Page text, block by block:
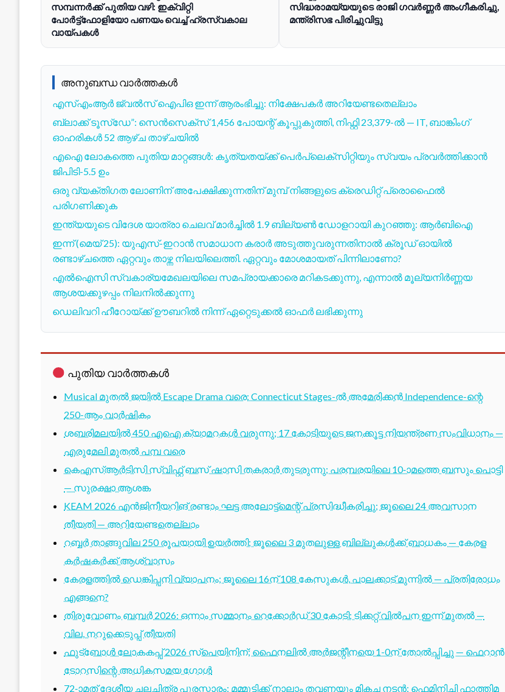
സമ്പന്നർക്ക് പുതിയ വഴി: ഇക്വിറ്റി
പോർട്ട്‌ഫോളിയോ പണയം വെച്ച് ഹ്രസ്വകാല
വായ്പകൾ
സിദ്ധരാമയ്യയുടെ രാജി ഗവർണ്ണർ അംഗീകരിച്ചു,
മന്ത്രിസഭ പിരിച്ചുവിട്ടു
അനുബന്ധ വാർത്തകൾ
എസ്എംആർ ജ്വൽസ് ഐപിഒ ഇന്ന് ആരംഭിച്ചു: നിക്ഷേപകർ അറിയേണ്ടതെല്ലാം
ബ്ലാക്ക് ടൂസ്ഡേ”: സെൻസെക്സ് 1,456 പോയന്റ് കൂപ്പുകുത്തി, നിഫ്റ്റി 23,379-ൽ — IT, ബാങ്കിംഗ്
ഓഹരികൾ 52 ആഴ്ച താഴ്ചയിൽ
എഐ ലോകത്തെ പുതിയ മാറ്റങ്ങൾ: കൃത്യതയ്ക്ക് പെർപ്ലെക്സിറ്റിയും സ്വയം പ്രവർത്തിക്കാൻ
ജിപിടി-5.5 ഉം
ഒരു വ്യക്തിഗത ലോണിന് അപേക്ഷിക്കുന്നതിന് മുമ്പ് നിങ്ങളുടെ ക്രെഡിറ്റ് പ്രൊഫൈൽ
പരിഗണിക്കുക
ഇന്ത്യയുടെ വിദേശ യാത്രാ ചെലവ് മാർച്ചിൽ 1.9 ബില്യൺ ഡോളറായി കുറഞ്ഞു: ആർബിഐ
ഇന്ന് (മെയ് 25): യുഎസ്-ഇറാൻ സമാധാന കരാർ അടുത്തുവരുന്നതിനാൽ ക്രൂഡ് ഓയിൽ
രണ്ടാഴ്ചത്തെ ഏറ്റവും താഴ്ന്ന നിലയിലെത്തി. ഏറ്റവും മോശമായത് പിന്നിലാണോ?
എൽഐസി സ്വകാര്യമേഖലയിലെ സമപ്രായക്കാരെ മറികടക്കുന്നു, എന്നാൽ മൂല്യനിർണ്ണയ
ആശയക്കുഴപ്പം നിലനിൽക്കുന്നു
ഡെലിവറി ഹീറോയ്ക്ക് ഊബറിൽ നിന്ന് ഏറ്റെടുക്കൽ ഓഫർ ലഭിക്കുന്നു
പുതിയ വാർത്തകൾ
Musical മുതൽ ജയിൽ Escape Drama വരെ: Connecticut Stages-ൽ അമേരിക്കൻ Independence-ന്റെ
250-ആം വാർഷികം
ശബരിമലയിൽ 450 എഐ ക്യാമറകൾ വരുന്നു; 17 കോടിയുടെ ജനക്കൂട്ട നിയന്ത്രണ സംവിധാനം —
എരുമേലി മുതൽ പമ്പ വരെ
കെഎസ്ആർടിസി സ്വിഫ്റ്റ് ബസ് ഷാസി തകരാർ തുടരുന്നു; പരമ്പരയിലെ 10-ാമത്തെ ബസും പൊട്ടി
— സുരക്ഷാ ആശങ്ക
KEAM 2026 എൻജിനീയറിങ് രണ്ടാം ഘട്ട അലോട്ട്മെന്റ് പ്രസിദ്ധീകരിച്ചു; ജൂലൈ 24 അവസാന
തീയതി — അറിയേണ്ടതെല്ലാം
റബ്ബർ താങ്ങുവില 250 രൂപയായി ഉയർത്തി; ജൂലൈ 3 മുതലുള്ള ബില്ലുകൾക്ക് ബാധകം — കേരള
കർഷകർക്ക് ആശ്വാസം
കേരളത്തിൽ ഡെങ്കിപ്പനി വ്യാപനം; ജൂലൈ 16ന് 108 കേസുകൾ, പാലക്കാട് മുന്നിൽ — പ്രതിരോധം
എങ്ങനെ?
തിരുവോണം ബമ്പർ 2026: ഒന്നാം സമ്മാനം റെക്കോർഡ് 30 കോടി; ടിക്കറ്റ് വിൽപന ഇന്ന് മുതൽ —
വില, നറുക്കെടുപ്പ് തീയതി
ഫുട്ബോൾ ലോകകപ്പ് 2026 സ്പെയിനിന്; ഫൈനലിൽ അർജന്റീനയെ 1-0ന് തോൽപ്പിച്ചു — ഫെറാൻ
ടോറസിന്റെ അധികസമയ ഗോൾ
72-ാമത് ദേശീയ ചലച്ചിത്ര പുരസ്കാരം: മമ്മൂട്ടിക്ക് നാലാം തവണയും മികച്ച നടൻ; ഫെമിനിച്ചി ഫാത്തിമ